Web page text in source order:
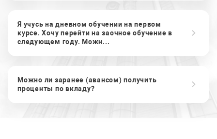
Я учусь на дневном обучении на первом
курсе. Хочу перейти на заочное обучение в
следующем году. Можн...
Можно ли заранее (авансом) получить
проценты по вкладу?